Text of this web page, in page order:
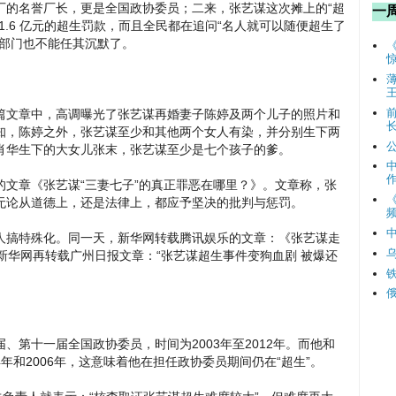
名誉厂长，更是全国政协委员；二来，张艺谋这次摊上的“超
亿元的超生罚款，而且全民都在追问“名人就可以随便超生了
门也不能任其沉默了。
章中，高调曝光了张艺谋再婚妻子陈婷及两个儿子的照片和
陈婷之外，张艺谋至少和其他两个女人有染，并分别生下两
生下的大女儿张末，张艺谋至少是七个孩子的爹。
章《张艺谋“三妻七子”的真正罪恶在哪里？》。文章称，张
从道德上，还是法律上，都应予坚决的批判与惩罚。
特殊化。同一天，新华网转载腾讯娱乐的文章：《张艺谋走
网再转载广州日报文章：“张艺谋超生事件变狗血剧 被爆还
第十一届全国政协委员，时间为2003年至2012年。而他和
2006年，这意味着他在担任政协委员期间仍在“超生”。
一